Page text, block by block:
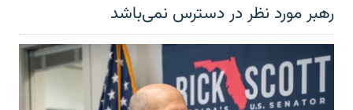
رهبر مورد نظر در دسترس نمی‌باشد